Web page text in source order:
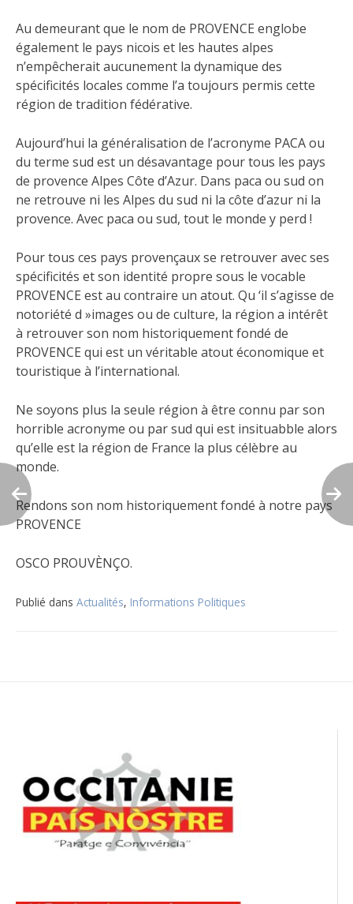
Au demeurant que le nom de PROVENCE englobe
également le pays nicois et les hautes alpes
n’empêcherait aucunement la dynamique des
spécificités locales comme l’a toujours permis cette
région de tradition fédérative.
Aujourd’hui la généralisation de l’acronyme PACA ou
du terme sud est un désavantage pour tous les pays
de provence Alpes Côte d’Azur. Dans paca ou sud on
ne retrouve ni les Alpes du sud ni la côte d’azur ni la
provence. Avec paca ou sud, tout le monde y perd !
Pour tous ces pays provençaux se retrouver avec ses
spécificités et son identité propre sous le vocable
PROVENCE est au contraire un atout. Qu ‘il s’agisse de
notoriété d »images ou de culture, la région a intérêt
à retrouver son nom historiquement fondé de
PROVENCE qui est un véritable atout économique et
touristique à l’international.
Ne soyons plus la seule région à être connu par son
horrible acronyme ou par sud qui est insituabble alors
qu’elle est la région de France la plus célèbre au
monde.
Rendons son nom historiquement fondé à notre pays
PROVENCE
OSCO PROUVÈNÇO.
Publié dans Actualités, Informations Politiques